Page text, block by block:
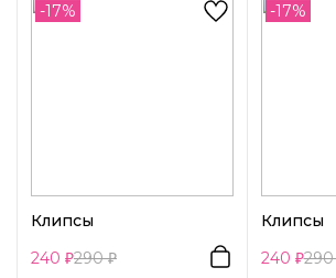
-17%
Клипсы
240
290
-17%
Клипсы
240